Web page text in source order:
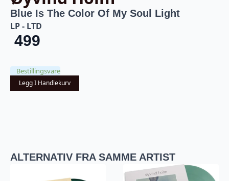
Blue Is The Color Of My Soul Light
LP - LTD
499
Bestillingsvare
Legg I Handlekurv
ALTERNATIV FRA SAMME ARTIST